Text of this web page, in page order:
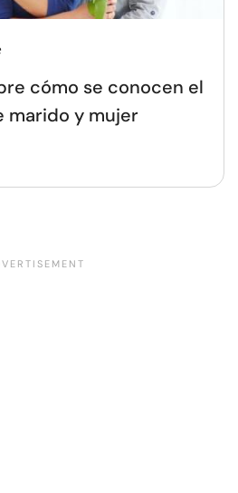
cómo se conocen el
marido y mujer